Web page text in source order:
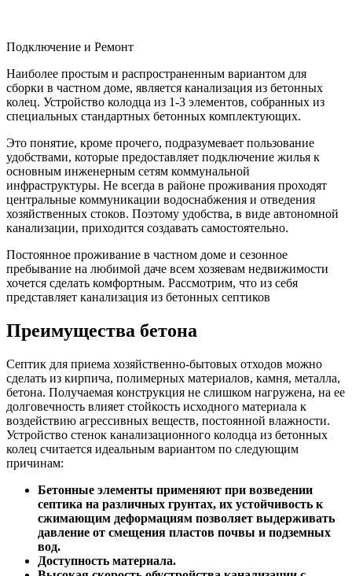
Подключение и Ремонт
Наиболее простым и распространенным вариантом для
сборки в частном доме, является канализация из бетонных
колец. Устройство колодца из 1-3 элементов, собранных из
специальных стандартных бетонных комплектующих.
Это понятие, кроме прочего, подразумевает пользование
удобствами, которые предоставляет подключение жилья к
основным инженерным сетям коммунальной
инфраструктуры. Не всегда в районе проживания проходят
центральные коммуникации водоснабжения и отведения
хозяйственных стоков. Поэтому удобства, в виде автономной
канализации, приходится создавать самостоятельно.
Постоянное проживание в частном доме и сезонное
пребывание на любимой даче всем хозяевам недвижимости
хочется сделать комфортным. Рассмотрим, что из себя
представляет канализация из бетонных септиков
Преимущества бетона
Септик для приема хозяйственно-бытовых отходов можно
сделать из кирпича, полимерных материалов, камня, металла,
бетона. Получаемая конструкция не слишком нагружена, на ее
долговечность влияет стойкость исходного материала к
воздействию агрессивных веществ, постоянной влажности.
Устройство стенок канализационного колодца из бетонных
колец считается идеальным вариантом по следующим
причинам:
Бетонные элементы применяют при возведении
септика на различных грунтах, их устойчивость к
сжимающим деформациям позволяет выдерживать
давление от смещения пластов почвы и подземных
вод.
Доступность материала.